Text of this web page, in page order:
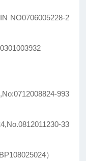
NO0706005228-2
993
33
）